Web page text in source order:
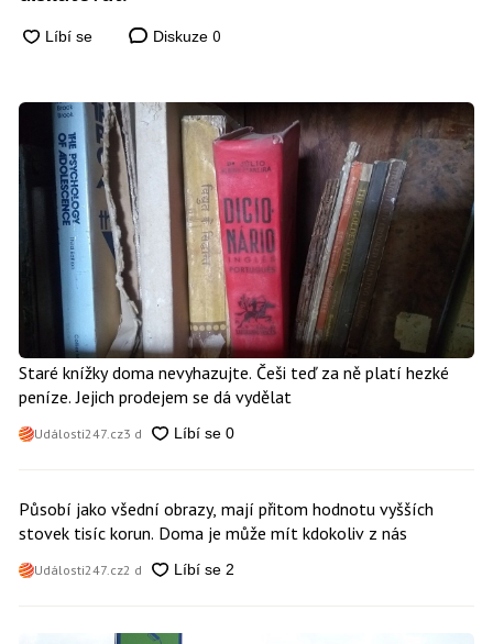
Diskuze 0
Staré knížky doma nevyhazujte. Češi teď za ně platí hezké
peníze. Jejich prodejem se dá vydělat
Události247.cz3 d
Působí jako všední obrazy, mají přitom hodnotu vyšších
stovek tisíc korun. Doma je může mít kdokoliv z nás
Události247.cz2 d